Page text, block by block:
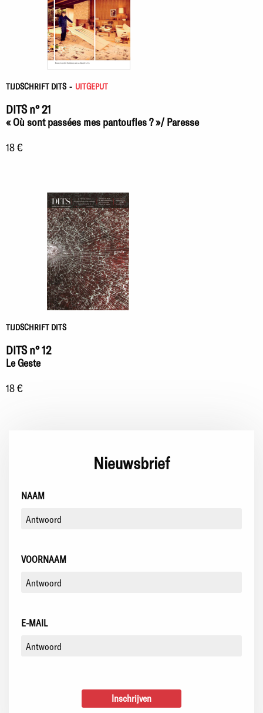
TIJDSCHRIFT DITS - UITGEPUT
DITS n° 21
« Où sont passées mes pantoufles ? »/ Paresse
18 €
TIJDSCHRIFT DITS
DITS n° 12
Le Geste
18 €
Nieuwsbrief
NAAM
VOORNAAM
E-MAIL